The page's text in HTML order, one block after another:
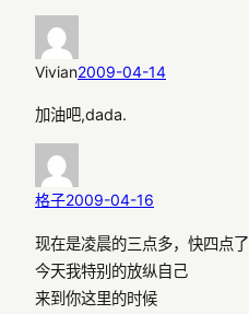
Vivian2009-04-14
加油吧,dada.
格子2009-04-16
现在是凌晨的三点多，快四点了
今天我特别的放纵自己
来到你这里的时候